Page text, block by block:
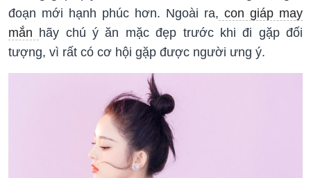
đoạn mới hạnh phúc hơn. Ngoài ra, con giáp may
mắn hãy chú ý ăn mặc đẹp trước khi đi gặp đối
tượng, vì rất có cơ hội gặp được người ưng ý.